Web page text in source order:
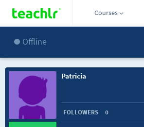
Courses
Offline
Patricia
FOLLOWERS 0